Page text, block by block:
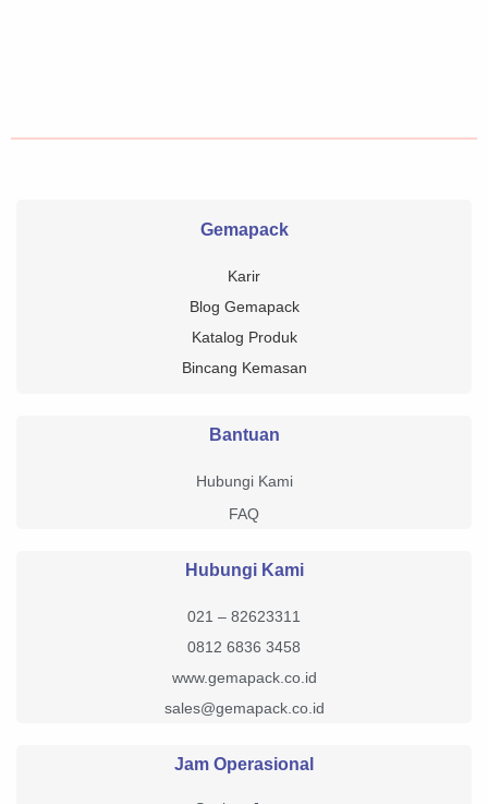
Gemapack
Karir
Blog Gemapack
Katalog Produk
Bincang Kemasan
Bantuan
Hubungi Kami
FAQ
Hubungi Kami
021 – 82623311
0812 6836 3458
www.gemapack.co.id
sales@gemapack.co.id
Jam Operasional